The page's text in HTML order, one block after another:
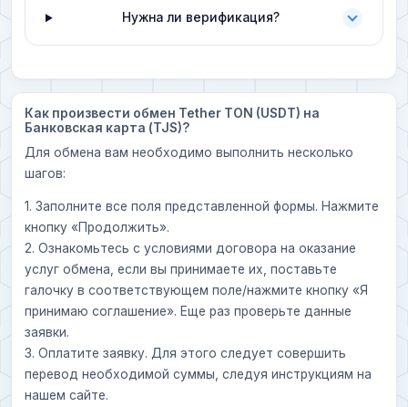
Нужна ли верификация?
Как произвести обмен Tether TON (USDT) на
Банковская карта (TJS)?
Для обмена вам необходимо выполнить несколько
шагов:
1. Заполните все поля представленной формы. Нажмите
кнопку «Продолжить».
2. Ознакомьтесь с условиями договора на оказание
услуг обмена, если вы принимаете их, поставьте
галочку в соответствующем поле/нажмите кнопку «Я
принимаю соглашение». Еще раз проверьте данные
заявки.
3. Оплатите заявку. Для этого следует совершить
перевод необходимой суммы, следуя инструкциям на
нашем сайте.